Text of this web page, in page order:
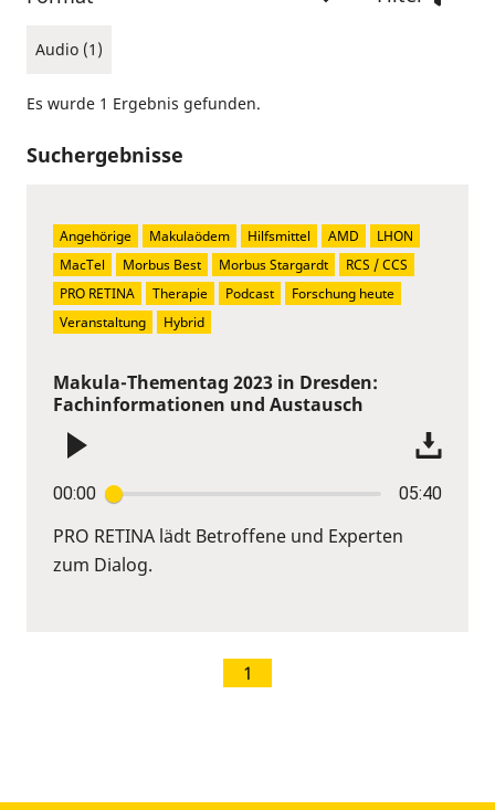
Audio (1)
Es wurde 1 Ergebnis gefunden.
Suchergebnisse
Makula-Thementag 2023 in Dresden:
Fachinformationen und Austausch
00:00 05:40
PRO RETINA lädt Betroffene und Experten
zum Dialog.
Angehörige Makulaödem Hilfsmittel AMD
LHON
MacTel
Morbus Best Morbus Stargardt
RCS / CCS
PRO RETINA
Therapie Podcast
Forschung heute
Veranstaltung
Hybrid
1